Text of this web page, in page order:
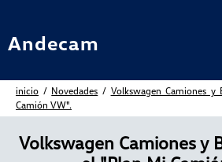
Andecam
inicio / Novedades / Volkswagen Camiones y
Camión VW".
Volkswagen Camiones y